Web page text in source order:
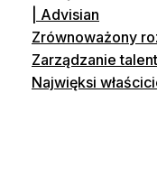
| Advisian
Zrównoważony
Zarządzanie
Najwięksi